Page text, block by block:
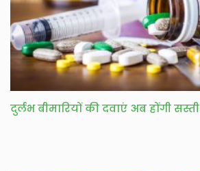
दुर्लभ बीमारियों की दवाएं अब होंगी सस्ती